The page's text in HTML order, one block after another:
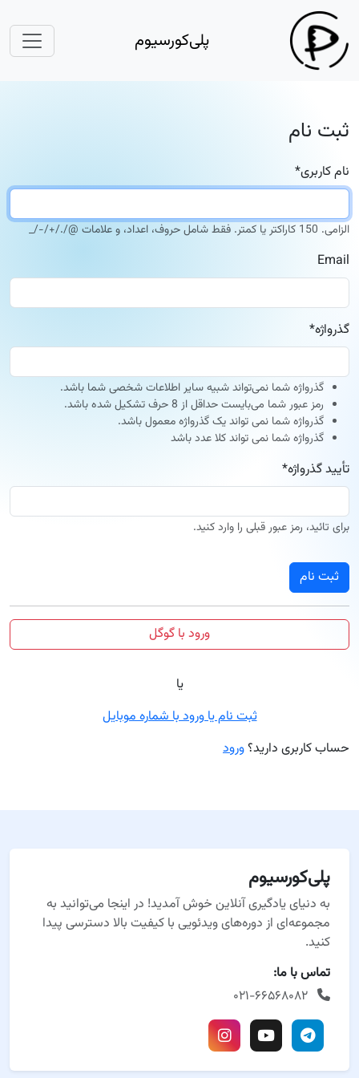
پلی‌کورسیوم
ثبت نام
نام کاربری*
الزامی. 150 کاراکتر یا کمتر. فقط شامل حروف، اعداد، و علامات @/./+/-/_
Email
گذرواژه*
گذرواژه شما نمی‌تواند شبیه سایر اطلاعات شخصی شما باشد.
رمز عبور شما می‌بایست حداقل از 8 حرف تشکیل شده باشد.
گذرواژه شما نمی تواند یک گذرواژه معمول باشد.
گذرواژه شما نمی تواند کلا عدد باشد
تأیید گذرواژه*
برای تائید، رمز عبور قبلی را وارد کنید.
ثبت نام
ورود با گوگل
یا
ثبت نام یا ورود با شماره موبایل
حساب کاربری دارید؟ورود
پلی‌کورسیوم
به دنیای یادگیری آنلاین خوش آمدید! در اینجا می‌توانید به
مجموعه‌ای از دوره‌های ویدئویی با کیفیت بالا دسترسی پیدا
کنید.
تماس با ما:
۰۲۱-۶۶۵۶۸۰۸۲